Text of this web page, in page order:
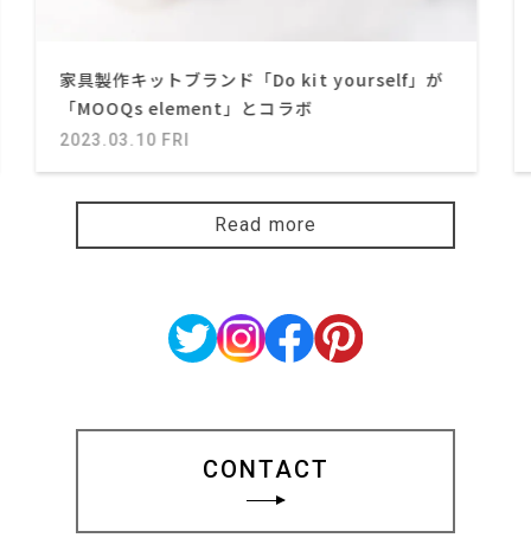
家具製作キットブランド「Do kit yourself」が
「MOOQs element」とコラボ
2023.03.10 FRI
Read more
CONTACT